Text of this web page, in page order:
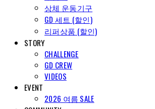
상체 운동기구
GD 세트 (할인)
리퍼상품 (할인)
STORY
CHALLENGE
GD CREW
VIDEOS
EVENT
2026 여름 SALE